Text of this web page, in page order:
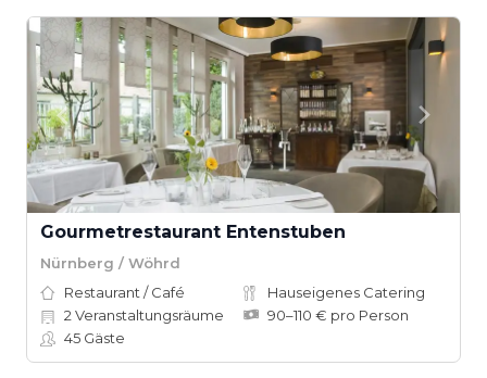
Gourmetrestaurant Entenstuben
Nürnberg / Wöhrd
Restaurant / Café
Hauseigenes Catering
2 Veranstaltungsräume
90–110 € pro Person
45 Gäste